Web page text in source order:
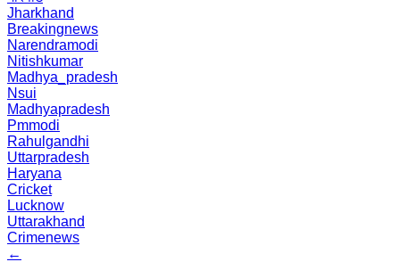
Jharkhand
Breakingnews
Narendramodi
Nitishkumar
Madhya_pradesh
Nsui
Madhyapradesh
Pmmodi
Rahulgandhi
Uttarpradesh
Haryana
Cricket
Lucknow
Uttarakhand
Crimenews
←